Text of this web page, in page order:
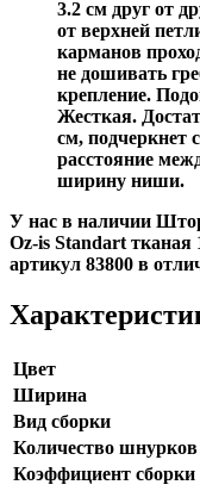
3.2 см друг от
от верхней
карманов
не дошивать
крепление.
Жесткая.
см, подчеркнет
расстояние
ширину ниши.
У нас в наличии
Oz-is Standart тканая
артикул 83800 в
Цвет
Ширина
Вид сборки
Количество шнурков
Коэффициент сборки